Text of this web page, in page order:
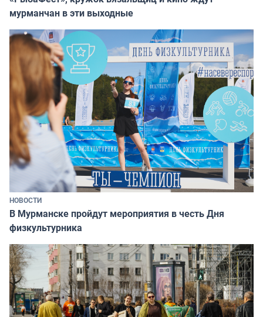
мурманчан в эти выходные
НОВОСТИ
В Мурманске пройдут мероприятия в честь Дня
физкультурника